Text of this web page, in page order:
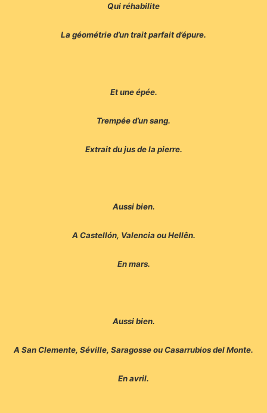
Qui réhabilite
La géométrie d’un trait parfait d’épure.
Et une épée.
Trempée d’un sang.
Extrait du jus de la pierre.
Aussi bien.
A Castellón, Valencia ou Hellên.
En mars.
Aussi bien.
A San Clemente, Séville, Saragosse ou Casarrubios del Monte.
En avril.